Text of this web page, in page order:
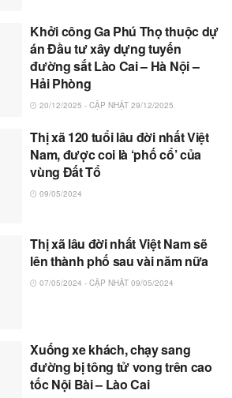
Khởi công Ga Phú Thọ thuộc dự
án Đầu tư xây dựng tuyến
đường sắt Lào Cai – Hà Nội –
Hải Phòng
20/12/2025 - CẬP NHẬT 29/12/2025
Thị xã 120 tuổi lâu đời nhất Việt
Nam, được coi là ‘phố cổ’ của
vùng Đất Tổ
09/05/2024
Thị xã lâu đời nhất Việt Nam sẽ
lên thành phố sau vài năm nữa
07/05/2024 - CẬP NHẬT 09/05/2024
Xuống xe khách, chạy sang
đường bị tông tử vong trên cao
tốc Nội Bài – Lào Cai